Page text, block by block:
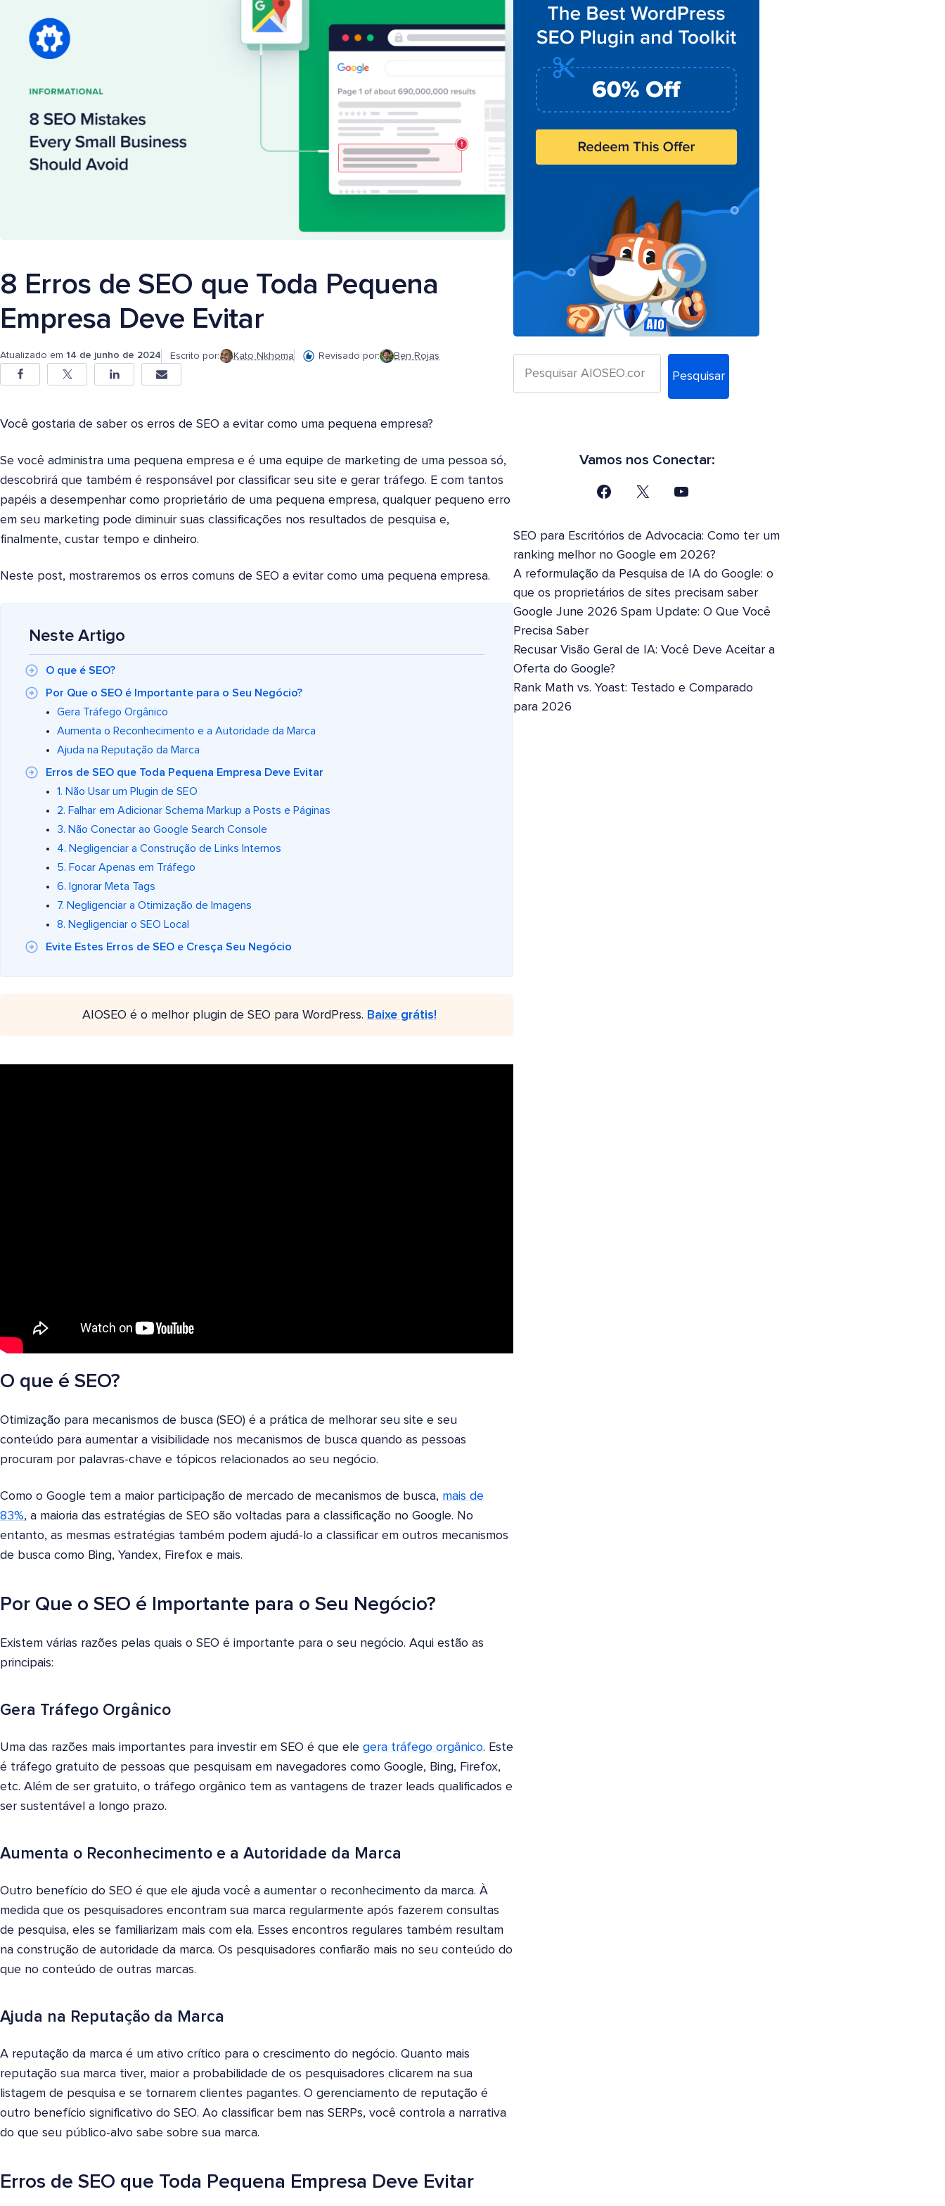
8 Erros de SEO que Toda Pequena
Empresa Deve Evitar
Atualizado em 14 de junho de 2024 Escrito por: Kato Nkhoma Revisado por: Ben Rojas
Você gostaria de saber os erros de SEO a evitar como uma pequena empresa?
Se você administra uma pequena empresa e é uma equipe de marketing de uma pessoa só,
descobrirá que também é responsável por classificar seu site e gerar tráfego. E com tantos
papéis a desempenhar como proprietário de uma pequena empresa, qualquer pequeno erro
em seu marketing pode diminuir suas classificações nos resultados de pesquisa e,
finalmente, custar tempo e dinheiro.
Neste post, mostraremos os erros comuns de SEO a evitar como uma pequena empresa.
Neste Artigo
O que é SEO?
Por Que o SEO é Importante para o Seu Negócio?
Gera Tráfego Orgânico
Aumenta o Reconhecimento e a Autoridade da Marca
Ajuda na Reputação da Marca
Erros de SEO que Toda Pequena Empresa Deve Evitar
1. Não Usar um Plugin de SEO
2. Falhar em Adicionar Schema Markup a Posts e Páginas
3. Não Conectar ao Google Search Console
4. Negligenciar a Construção de Links Internos
5. Focar Apenas em Tráfego
6. Ignorar Meta Tags
7. Negligenciar a Otimização de Imagens
8. Negligenciar o SEO Local
Evite Estes Erros de SEO e Cresça Seu Negócio
AIOSEO é o melhor plugin de SEO para WordPress. Baixe grátis!
O que é SEO?
Otimização para mecanismos de busca (SEO) é a prática de melhorar seu site e seu
conteúdo para aumentar a visibilidade nos mecanismos de busca quando as pessoas
procuram por palavras-chave e tópicos relacionados ao seu negócio.
Como o Google tem a maior participação de mercado de mecanismos de busca, mais de
83%, a maioria das estratégias de SEO são voltadas para a classificação no Google. No
entanto, as mesmas estratégias também podem ajudá-lo a classificar em outros mecanismos
de busca como Bing, Yandex, Firefox e mais.
Por Que o SEO é Importante para o Seu Negócio?
Existem várias razões pelas quais o SEO é importante para o seu negócio. Aqui estão as
principais:
Gera Tráfego Orgânico
Uma das razões mais importantes para investir em SEO é que ele gera tráfego orgânico. Este
é tráfego gratuito de pessoas que pesquisam em navegadores como Google, Bing, Firefox,
etc. Além de ser gratuito, o tráfego orgânico tem as vantagens de trazer leads qualificados e
ser sustentável a longo prazo.
Aumenta o Reconhecimento e a Autoridade da Marca
Outro benefício do SEO é que ele ajuda você a aumentar o reconhecimento da marca. À
medida que os pesquisadores encontram sua marca regularmente após fazerem consultas
de pesquisa, eles se familiarizam mais com ela. Esses encontros regulares também resultam
na construção de autoridade da marca. Os pesquisadores confiarão mais no seu conteúdo do
que no conteúdo de outras marcas.
Ajuda na Reputação da Marca
A reputação da marca é um ativo crítico para o crescimento do negócio. Quanto mais
reputação sua marca tiver, maior a probabilidade de os pesquisadores clicarem na sua
listagem de pesquisa e se tornarem clientes pagantes. O gerenciamento de reputação é
outro benefício significativo do SEO. Ao classificar bem nas SERPs, você controla a narrativa
do que seu público-alvo sabe sobre sua marca.
Erros de SEO que Toda Pequena Empresa Deve Evitar
Pesquisar
Vamos nos Conectar:
SEO para Escritórios de Advocacia: Como ter um
ranking melhor no Google em 2026?
A reformulação da Pesquisa de IA do Google: o
que os proprietários de sites precisam saber
Google June 2026 Spam Update: O Que Você
Precisa Saber
Recusar Visão Geral de IA: Você Deve Aceitar a
Oferta do Google?
Rank Math vs. Yoast: Testado e Comparado
para 2026